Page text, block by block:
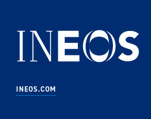
INEOS.COM